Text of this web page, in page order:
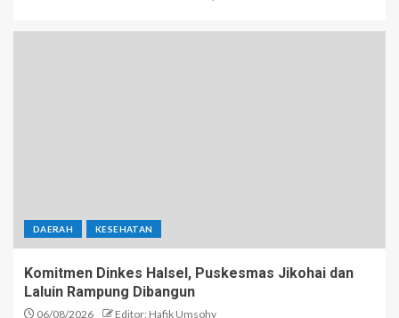
DAERAH KESEHATAN
Komitmen Dinkes Halsel, Puskesmas Jikohai dan
Laluin Rampung Dibangun
06/08/2026 Editor: Hafik Umsohy